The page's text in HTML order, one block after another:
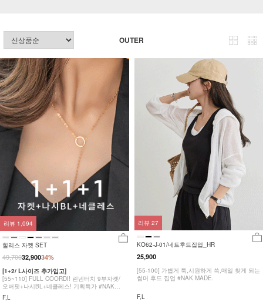
OUTER
힐리스 자켓 SET
34%
49,70032,900
[1+2/ L사이즈 추가입고]
[55~110] FULL COORDI! 린넨터치 9부자켓/
오버핏+나시BL+네클레스! 기획특가 #NAK
MADE.
F,L
리뷰 1,094
KO62-J-01/네트후드집업_HR
25,900
[55-100] 가볍게 툭,시원하게 쓱,매일 찾게 되는
썸머 후드 집업 #NAK MADE.
F,L
리뷰 27